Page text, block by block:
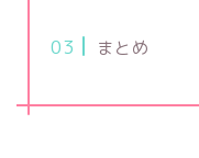
まとめ